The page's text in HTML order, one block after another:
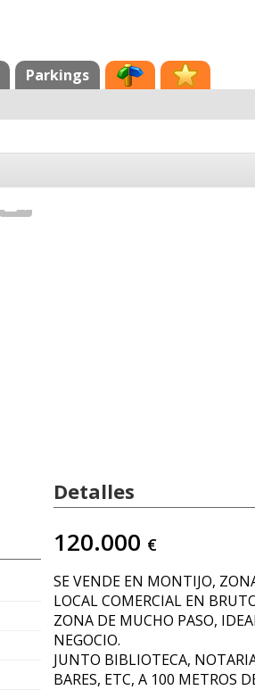
Parkings
4
Detalles
120.000 €
SE VENDE EN MONTIJO,
LOCAL COMERCIAL EN
ZONA DE MUCHO PASO,
NEGOCIO.
JUNTO BIBLIOTECA,
BARES, ETC, A 100 METROS